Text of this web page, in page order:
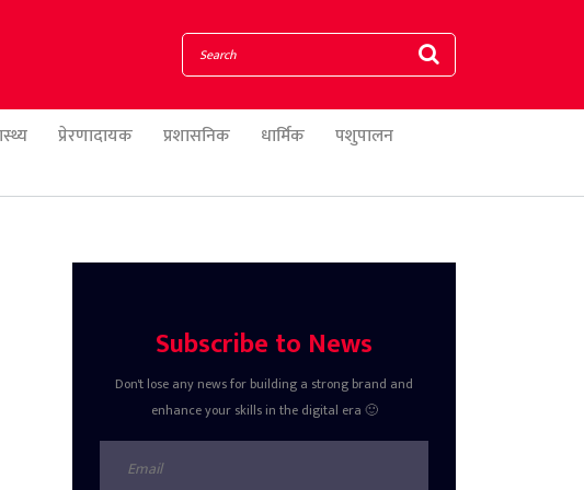
प्रेरणादायक प्रशासनिक धार्मिक
पशुपालन
Subscribe to News
Don't lose any news for building a strong brand and
enhance your skills in the digital era 🙂